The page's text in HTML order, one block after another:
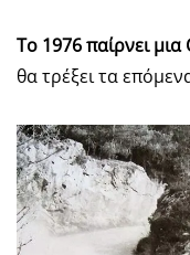
Το 1976 παίρνει μια
θα τρέξει τα